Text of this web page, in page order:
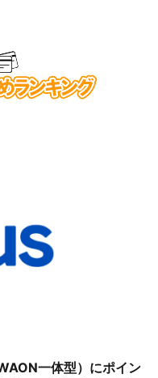
一体型）にポイン